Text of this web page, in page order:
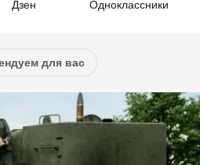
Дзен Одноклассники
для вас